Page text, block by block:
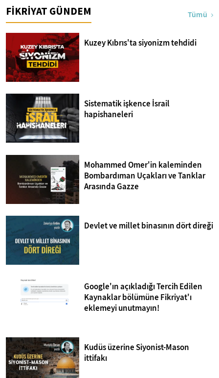
FİKRİYAT GÜNDEM Tümü
Kuzey Kıbrıs'ta siyonizm tehdidi
Sistematik işkence İsrail
hapishaneleri
Mohammed Omer'in kaleminden
Bombardıman Uçakları ve Tanklar
Arasında Gazze
Devlet ve millet binasının dört direği
Google'ın açıkladığı Tercih Edilen
Kaynaklar bölümüne Fikriyat'ı
eklemeyi unutmayın!
Kudüs üzerine Siyonist-Mason
ittifakı